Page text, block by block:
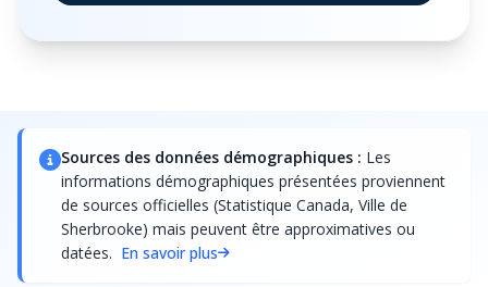
Sources des données démographiques : Les
informations démographiques présentées proviennent
de sources officielles (Statistique Canada, Ville de
Sherbrooke) mais peuvent être approximatives ou
datées. En savoir plus